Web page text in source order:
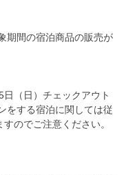
期間の宿泊商品の販売が
（日）チェックアウト
をする宿泊に関しては従
のでご注意ください。